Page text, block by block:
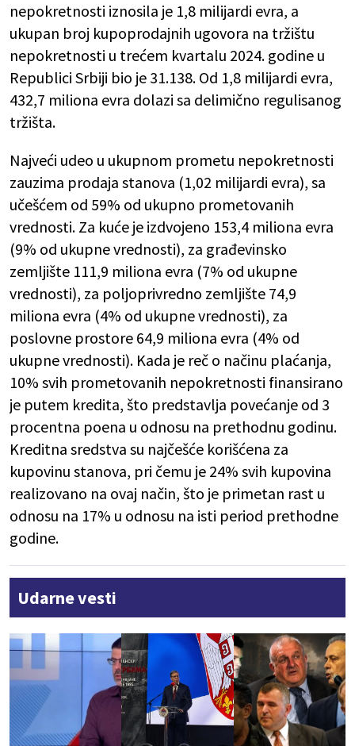
nepokretnosti iznosila je 1,8 milijardi evra, a
ukupan broj kupoprodajnih ugovora na tržištu
nepokretnosti u trećem kvartalu 2024. godine u
Republici Srbiji bio je 31.138. Od 1,8 milijardi evra,
432,7 miliona evra dolazi sa delimično regulisanog
tržišta.
Najveći udeo u ukupnom prometu nepokretnosti
zauzima prodaja stanova (1,02 milijardi evra), sa
učešćem od 59% od ukupno prometovanih
vrednosti. Za kuće je izdvojeno 153,4 miliona evra
(9% od ukupne vrednosti), za građevinsko
zemljište 111,9 miliona evra (7% od ukupne
vrednosti), za poljoprivredno zemljište 74,9
miliona evra (4% od ukupne vrednosti), za
poslovne prostore 64,9 miliona evra (4% od
ukupne vrednosti). Kada je reč o načinu plaćanja,
10% svih prometovanih nepokretnosti finansirano
je putem kredita, što predstavlja povećanje od 3
procentna poena u odnosu na prethodnu godinu.
Kreditna sredstva su najčešće korišćena za
kupovinu stanova, pri čemu je 24% svih kupovina
realizovano na ovaj način, što je primetan rast u
odnosu na 17% u odnosu na isti period prethodne
godine.
Udarne vesti